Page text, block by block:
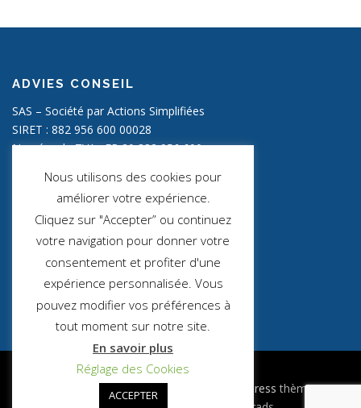
ADVIES CONSEIL
SAS – Société par Actions Simplifiées
SIRET : 882 956 600 00028
Numéro de TVA : FR 20 882 956 600
Mentions Légales
Politique de confidentialité
Politique des cookies
Copyright © 2026 ADVIES CONSEIL OnePress thème par
Nous utilisons des cookies pour
améliorer votre expérience.
Cliquez sur "Accepter” ou continuez
votre navigation pour donner votre
consentement et profiter d'une
expérience personnalisée. Vous
pouvez modifier vos préférences à
tout moment sur notre site.
En savoir plus
Réglage des Cookies
ACCEPTER